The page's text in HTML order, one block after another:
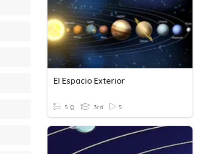
El Espacio Exterior
5 Q 3rd 5